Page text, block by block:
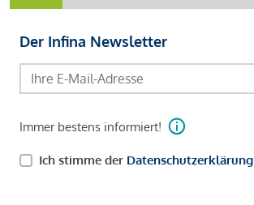
Der Infina Newsletter
Immer bestens informiert!
Ich stimme der Datenschutzerklärung